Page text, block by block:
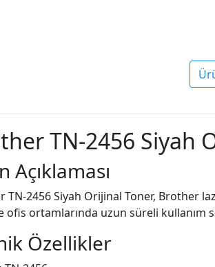
TN-2456 Siyah
Açıklaması
TN-2456 Siyah Orijinal Toner, Brother
ofis ortamlarında uzun süreli kullanım
Özellikler